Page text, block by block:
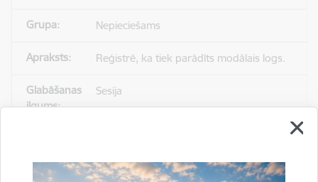
Nepieciešams
Reģistrē, ka tiek parādīts modālais logs.
Sesija
Statistikas sīkdatnes (nepieciešamas, lai